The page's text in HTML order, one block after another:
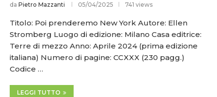
da Pietro Mazzanti 05/04/2025 741 views
Titolo: Poi prenderemo New York Autore: Ellen
Stromberg Luogo di edizione: Milano Casa editrice:
Terre di mezzo Anno: Aprile 2024 (prima edizione
italiana) Numero di pagine: CCXXX (230 pagg.)
Codice …
LEGGI TUTTO